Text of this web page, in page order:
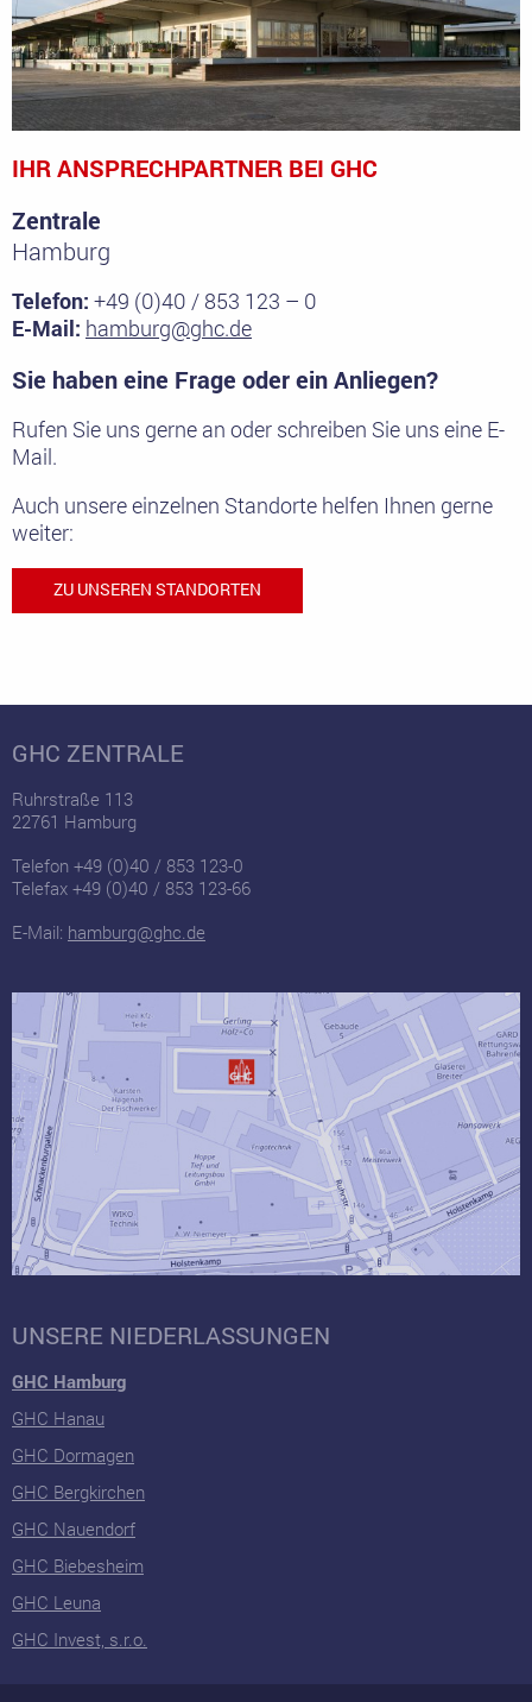
IHR ANSPRECHPARTNER BEI GHC
Zentrale
Hamburg
Telefon: +49 (0)40 / 853 123 – 0
E-Mail: hamburg@ghc.de
Sie haben eine Frage oder ein Anliegen?
Rufen Sie uns gerne an oder schreiben Sie uns eine E-
Mail.
Auch unsere einzelnen Standorte helfen Ihnen gerne
weiter:
ZU UNSEREN STANDORTEN
GHC ZENTRALE
Ruhrstraße 113
22761 Hamburg
Telefon +49 (0)40 / 853 123-0
Telefax +49 (0)40 / 853 123-66
E-Mail: hamburg@ghc.de
UNSERE NIEDERLASSUNGEN
GHC Hamburg
GHC Hanau
GHC Dormagen
GHC Bergkirchen
GHC Nauendorf
GHC Biebesheim
GHC Leuna
GHC Invest, s.r.o.